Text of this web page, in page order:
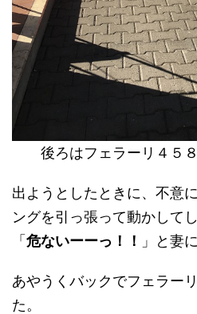
後ろはフェラーリ４５８
出ようとしたときに、不意
ングを引っ張って動かしてし
「危ないーーっ！！ 」と妻
あやうくバックでフェラー
た。